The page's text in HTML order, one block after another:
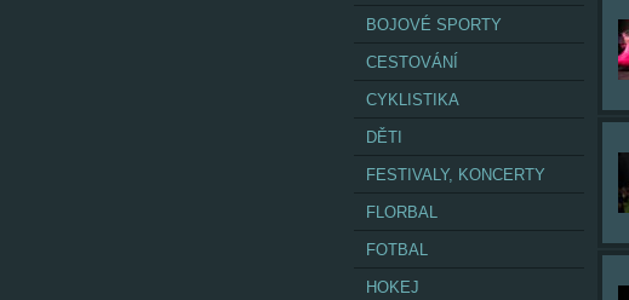
BOJOVÉ SPORTY
CESTOVÁNÍ
CYKLISTIKA
DĚTI
FESTIVALY, KONCERTY
FLORBAL
FOTBAL
HOKEJ